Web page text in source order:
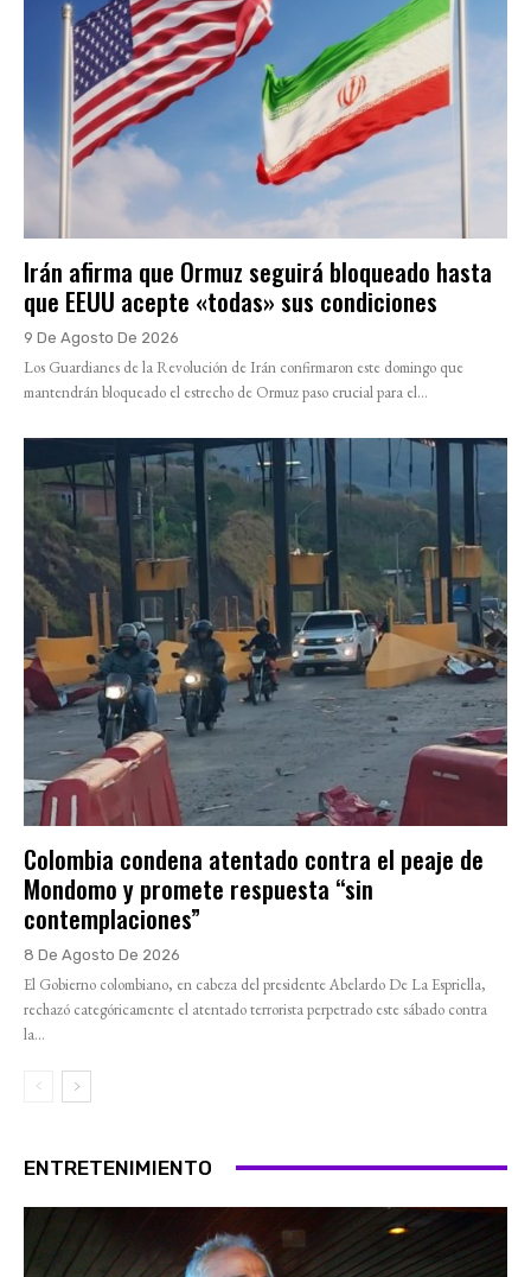
Irán afirma que Ormuz seguirá bloqueado hasta
que EEUU acepte «todas» sus condiciones
9 De Agosto De 2026
Los Guardianes de la Revolución de Irán confirmaron este domingo que
mantendrán bloqueado el estrecho de Ormuz paso crucial para el...
Colombia condena atentado contra el peaje de
Mondomo y promete respuesta “sin
contemplaciones”
8 De Agosto De 2026
El Gobierno colombiano, en cabeza del presidente Abelardo De La Espriella,
rechazó categóricamente el atentado terrorista perpetrado este sábado contra
la...
ENTRETENIMIENTO